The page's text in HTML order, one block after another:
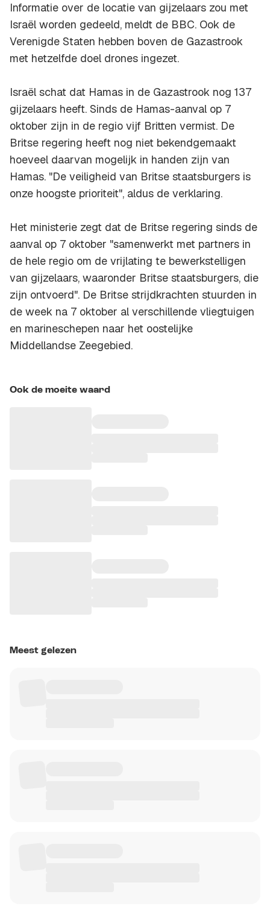
Informatie over de locatie van gijzelaars zou met
Israël worden gedeeld, meldt de BBC. Ook de
Verenigde Staten hebben boven de Gazastrook
met hetzelfde doel drones ingezet.
Israël schat dat Hamas in de Gazastrook nog 137
gijzelaars heeft. Sinds de Hamas-aanval op 7
oktober zijn in de regio vijf Britten vermist. De
Britse regering heeft nog niet bekendgemaakt
hoeveel daarvan mogelijk in handen zijn van
Hamas. "De veiligheid van Britse staatsburgers is
onze hoogste prioriteit", aldus de verklaring.
Het ministerie zegt dat de Britse regering sinds de
aanval op 7 oktober "samenwerkt met partners in
de hele regio om de vrijlating te bewerkstelligen
van gijzelaars, waaronder Britse staatsburgers, die
zijn ontvoerd". De Britse strijdkrachten stuurden in
de week na 7 oktober al verschillende vliegtuigen
en marineschepen naar het oostelijke
Middellandse Zeegebied.
Ook de moeite waard
Meest gelezen